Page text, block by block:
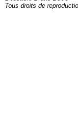
Tous droits de